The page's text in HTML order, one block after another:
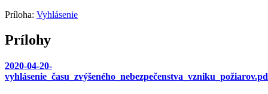
Príloha: Vyhlásenie
Prílohy
2020-04-20-